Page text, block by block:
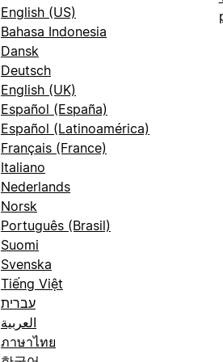
English (US)
Bahasa Indonesia
Dansk
Deutsch
English (UK)
Español (España)
Español (Latinoamérica)
Français (France)
Italiano
Nederlands
Norsk
Português (Brasil)
Suomi
Svenska
Tiếng Việt
עברית
العربية
ภาษาไทย